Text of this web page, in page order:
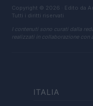
Copyright © 2026 · Edito da
Tutti i diritti riservati
I contenuti sono curati dalla
realizzati in collaborazione con
ITALIA